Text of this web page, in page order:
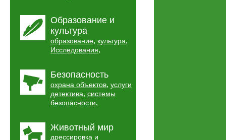
Образование и
культура
образование, культура,
Исследования,
Безопасность
охрана объектов, услуги
детектива, системы
безопасности,
Животный мир
дрессировка и